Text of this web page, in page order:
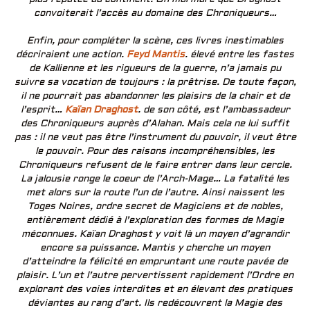
convoiterait l’accès au domaine des Chroniqueurs…
Enfin, pour compléter la scène, ces livres inestimables
décriraient une action. Feyd Mantis. élevé entre les fastes
de Kallienne et les rigueurs de la guerre, n’a jamais pu
suivre sa vocation de toujours : la prêtrise. De toute façon,
il ne pourrait pas abandonner les plaisirs de la chair et de
l’esprit… Kaïan Draghost. de son côté, est l’ambassadeur
des Chroniqueurs auprès d’Alahan. Mais cela ne lui suffit
pas : il ne veut pas être l’instrument du pouvoir, il veut être
le pouvoir. Pour des raisons incompréhensibles, les
Chroniqueurs refusent de le faire entrer dans leur cercle.
La jalousie ronge le coeur de l’Arch-Mage… La fatalité les
met alors sur la route l’un de l’autre. Ainsi naissent les
Toges Noires, ordre secret de Magiciens et de nobles,
entièrement dédié à l’exploration des formes de Magie
méconnues. Kaïan Draghost y voit là un moyen d’agrandir
encore sa puissance. Mantis y cherche un moyen
d’atteindre la félicité en empruntant une route pavée de
plaisir. L’un et l’autre pervertissent rapidement l’Ordre en
explorant des voies interdites et en élevant des pratiques
déviantes au rang d’art. Ils redécouvrent la Magie des